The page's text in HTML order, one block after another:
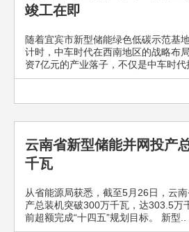
竣工在即
随着宜宾市新型储能绿色低碳示范基
计时，中车时代在西南地区的战略布
资7亿元的产业落子，不仅是中车时
云南省新型储能并网投产
千瓦
从省能源局获悉，截至5月26日，云
产总装机突破300万千瓦，达303.5万
前超额完成“十四五”规划目标。 新型..